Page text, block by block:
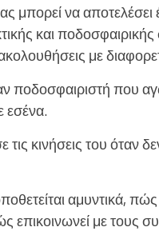
μπορεί να αποτελέσει
και
με
ποδοσφαιριστή που
εσένα.
κινήσεις του όταν
αμυντικά,
επικοινωνεί με τους